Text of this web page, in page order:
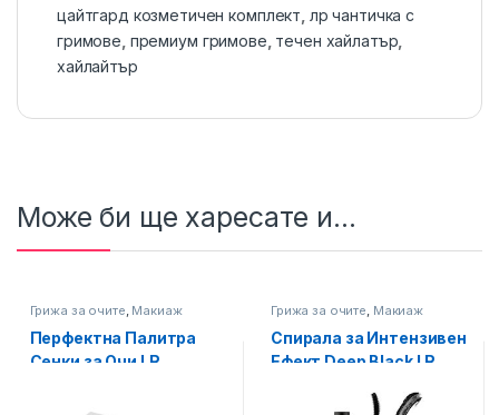
цайтгард козметичен комплект лр чантичка с
гримове премиум гримове течен хайлатър
хайлайтър
Може би ще харесате и...
Грижа за очите, Макиаж
Перфектна Палитра
Сенки за Очи LR
Грижа за очите, Макиаж
Спирала за Интензивен
Ефект Deep Black LR